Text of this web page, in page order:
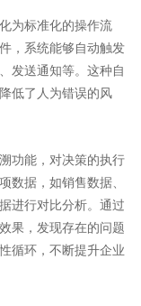
为标准化的操作流
，系统能够自动触发
发送通知等。这种自
低了人为错误的风
功能，对决策的执行
据，如销售数据、
进行对比分析。通过
果，发现存在的问题
循环，不断提升企业